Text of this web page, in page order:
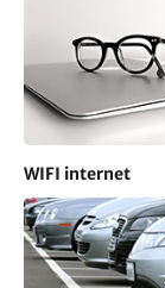
WIFI internet